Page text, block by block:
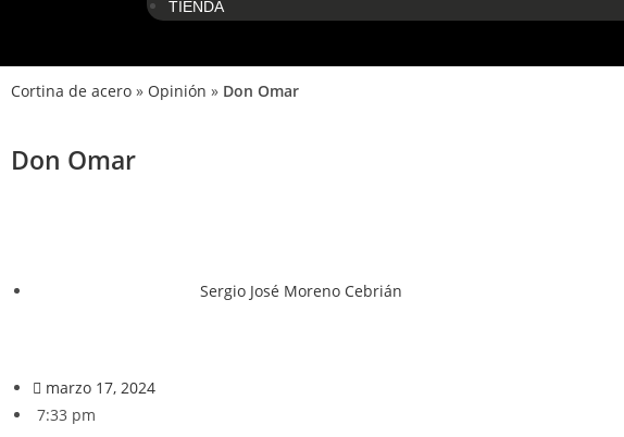
TIENDA
Cortina de acero » Opinión » Don Omar
Don Omar
Sergio José Moreno Cebrián
marzo 17, 2024
7:33 pm